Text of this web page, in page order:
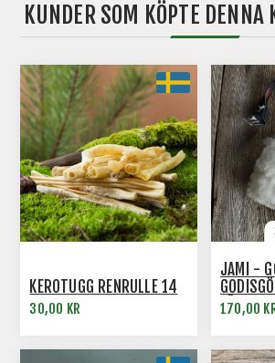
KUNDER SOM KÖPTE DENNA
KEROTUGG RENRULLE 14
30,00 KR
JAMI -
170,00